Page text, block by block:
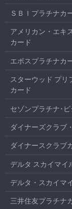
ＳＢＩプラチナカ
アメリカン・エキ
カード
エポスプラチナカ
スターウッド プリ
カード
セゾンプラチナ･
ダイナーズクラブ
ダイナースクラブ
デルタ スカイマイ
デルタ・スカイマ
三井住友プラチナ